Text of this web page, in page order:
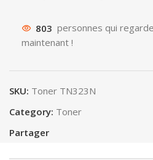
803 personnes qui
maintenant !
SKU: Toner TN323N
Category: Toner
Partager